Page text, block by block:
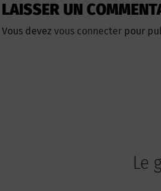
LAISSER UN
Vous devez vous connecter pour
Le